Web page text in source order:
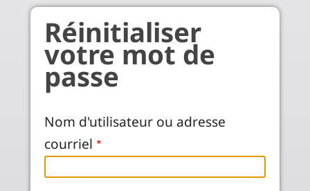
Aller au contenu principal
Réinitialiser
votre mot de
passe
Nom d'utilisateur ou adresse
courriel